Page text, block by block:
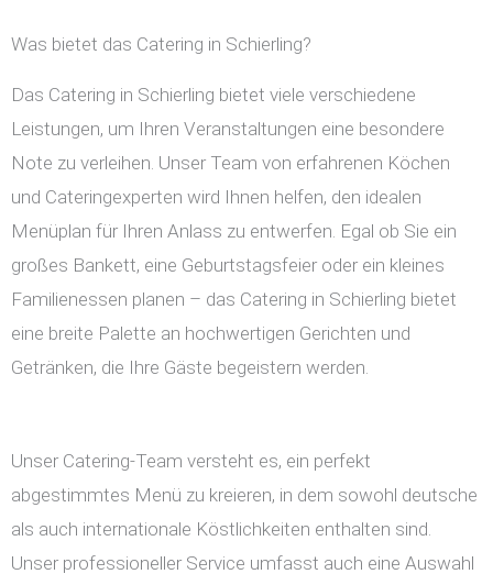
Was bietet das Catering in Schierling?
Das Catering in Schierling bietet viele verschiedene
Leistungen, um Ihren Veranstaltungen eine besondere
Note zu verleihen. Unser Team von erfahrenen Köchen
und Cateringexperten wird Ihnen helfen, den idealen
Menüplan für Ihren Anlass zu entwerfen. Egal ob Sie ein
großes Bankett, eine Geburtstagsfeier oder ein kleines
Familienessen planen – das Catering in Schierling bietet
eine breite Palette an hochwertigen Gerichten und
Getränken, die Ihre Gäste begeistern werden.
Unser Catering-Team versteht es, ein perfekt
abgestimmtes Menü zu kreieren, in dem sowohl deutsche
als auch internationale Köstlichkeiten enthalten sind.
Unser professioneller Service umfasst auch eine Auswahl